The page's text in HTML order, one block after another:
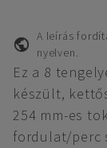
A leírás
nyelven.
Ez a 8
készült,
254 mm-es
fordulat/perc